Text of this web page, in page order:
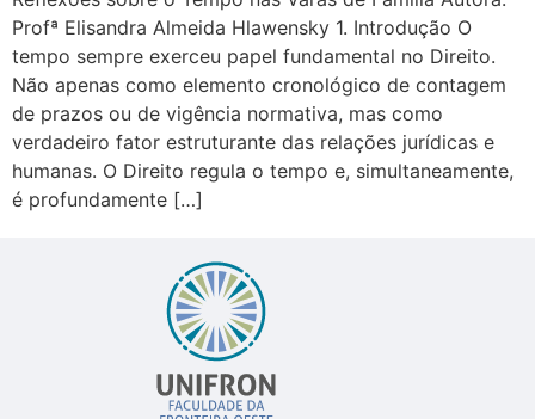
Profª Elisandra Almeida Hlawensky 1. Introdução O
tempo sempre exerceu papel fundamental no Direito.
Não apenas como elemento cronológico de contagem
de prazos ou de vigência normativa, mas como
verdadeiro fator estruturante das relações jurídicas e
humanas. O Direito regula o tempo e, simultaneamente,
é profundamente […]